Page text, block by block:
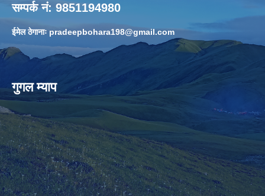
सम्पर्क नं: 9851194980
ईमेल ठेगानाः pradeepbohara198@gmail.com
गुगल म्याप